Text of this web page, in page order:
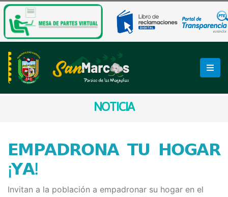
NOTICIA
𝗘𝗠𝗣𝗔𝗗𝗥𝗢𝗡𝗔 𝗧𝗨 𝗛𝗢𝗚𝗔𝗥
¡𝗬𝗔!
Invitan a la población a empadronar su hogar en el